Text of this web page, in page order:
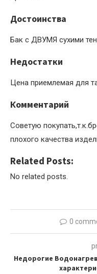
Достоинства
Бак с ДВУМЯ сухими
Недостатки
Цена приемлемая для
Комментарий
Советую
плохого качества
Related Posts:
No related posts.
0
Недорогие